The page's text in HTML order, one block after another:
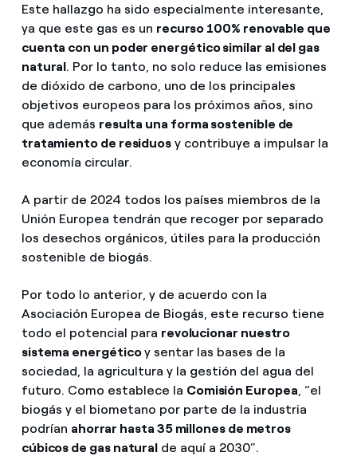
Este hallazgo ha sido especialmente interesante,
ya que este gas es un recurso 100% renovable que
cuenta con un poder energético similar al del gas
natural. Por lo tanto, no solo reduce las emisiones
de dióxido de carbono, uno de los principales
objetivos europeos para los próximos años, sino
que además resulta una forma sostenible de
tratamiento de residuos y contribuye a impulsar la
economía circular.
A partir de 2024 todos los países miembros de la
Unión Europea tendrán que recoger por separado
los desechos orgánicos, útiles para la producción
sostenible de biogás.
Por todo lo anterior, y de acuerdo con la
Asociación Europea de Biogás, este recurso tiene
todo el potencial para revolucionar nuestro
sistema energéticoy sentar las bases de la
sociedad, la agricultura y la gestión del agua del
futuro. Como establece la Comisión Europea, “el
biogás y el biometano por parte de la industria
podrían ahorrar hasta 35 millones de metros
cúbicos de gas natural de aquí a 2030”.